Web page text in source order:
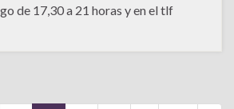
de 17,30 a 21 horas y en el tlf